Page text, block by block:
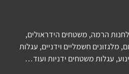
הרמה, משטחים הידראולים,
מלגזונים חשמליים וידניים, עגלות
עגלות משטחים ידניות ועוד…